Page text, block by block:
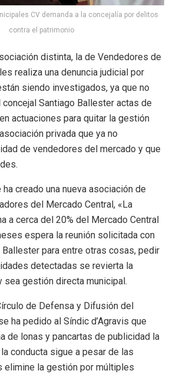
CV demanda a la concejalía por delitos
contra el patrimonio
distinta, la de Vendedores de
realiza una denuncia judicial por
siendo investigados, ya que no
Santiago Ballester actas de
actuaciones para quitar la gestión
privada que ya no
de vendedores del mercado y que
creado una nueva asociación de
del Mercado Central, «La
a cerca del 20% del Mercado Central
espera la reunión solicitada con
para entre otras cosas, pedir
detectadas se revierta la
gestión directa municipal.
de Defensa y Difusión del
ha pedido al Síndic d’Agravis que
de lonas y pancartas de publicidad la
conducta sigue a pesar de las
elimine la gestión por múltiples